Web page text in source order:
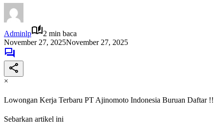
Adminlp
2 min baca
November 27, 2025November 27, 2025
×
Lowongan Kerja Terbaru PT Ajinomoto Indonesia Buruan Daftar !!
Sebarkan artikel ini